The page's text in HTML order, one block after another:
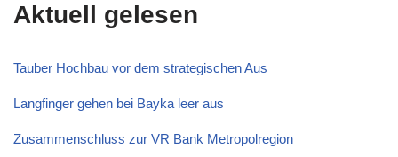
Aktuell gelesen
Tauber Hochbau vor dem strategischen Aus
Langfinger gehen bei Bayka leer aus
Zusammenschluss zur VR Bank Metropolregion